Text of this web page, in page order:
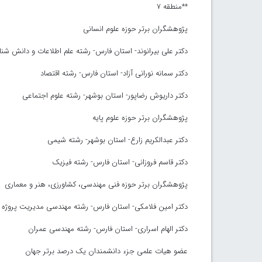
**منطقه ۷
پژوهشگران برتر حوزه علوم انسانی
دکتر علی بیرانوند- استان فارس- رشته علم اطلاعات و دانش
دکتر سمانه نورانی آزاد- استان فارس- رشته اقتصاد
دکتر داریوش رضاپور- استان بوشهر- رشته علوم اجتماعی
پژوهشگران برتر حوزه علوم پایه
دکتر عبدالکریم زارع- استان بوشهر- رشته شیمی
دکتر قاسم فروزانی- استان فارس- رشته فیزیک
پژوهشگران برتر حوزه فنی مهندسی، کشاورزی، هنر و معماری
دکتر امین فلامکی- استان فارس- رشته مهندسی مدیریت پروژه
دکتر الهام اسراری- استان فارس- رشته مهندسی عمران
عضو هیات علمی جزء دانشمندان یک درصد برتر جهان